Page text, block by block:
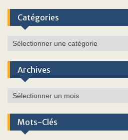
Catégories
Catégories
Archives
Archives
Mots-Clés